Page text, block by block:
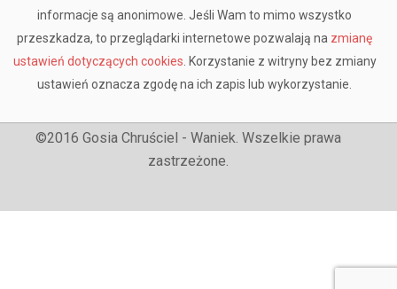
informacje są anonimowe. Jeśli Wam to mimo wszystko
przeszkadza, to przeglądarki internetowe pozwalają na zmianę
ustawień dotyczących cookies . Korzystanie z witryny bez zmiany
ustawień oznacza zgodę na ich zapis lub wykorzystanie.
©2016 Gosia Chruściel - Waniek. Wszelkie prawa
zastrzeżone.